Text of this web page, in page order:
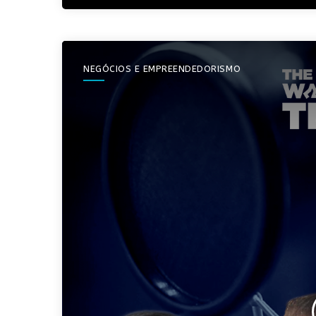
NEGÓCIOS E EMPREENDEDORISMO